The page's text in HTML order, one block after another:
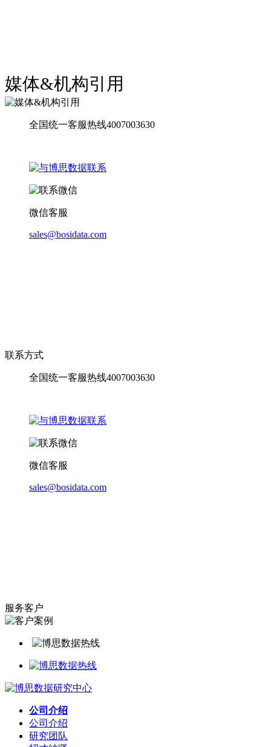
媒体&机构引用
全国统一客服热线4007003630
微信客服
sales@bosidata.com
联系方式
全国统一客服热线4007003630
微信客服
sales@bosidata.com
服务客户
公司介绍
公司介绍
研究团队